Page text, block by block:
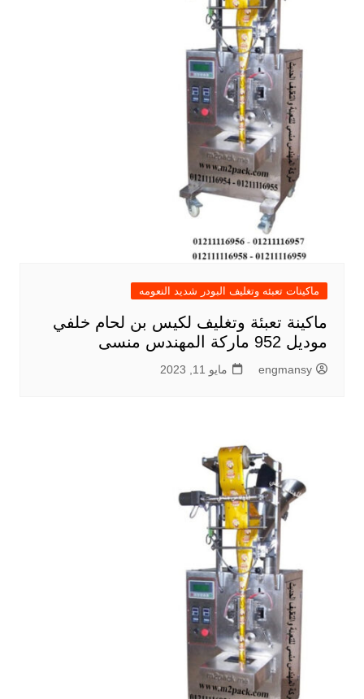
ماكينات تعبئه وتغليف البودر شديد النعومه
ماكينة تعبئة وتغليف لكيس بن لحام خلفي
موديل 952 ماركة المهندس منسى
engmansy مايو 11, 2023